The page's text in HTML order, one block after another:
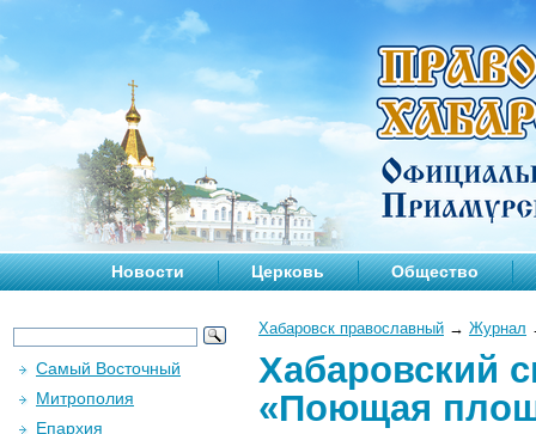
Новости Церковь Общество
Хабаровск православный → Журнал
Хабаровский
«Поющая
Самый Восточный
Митрополия
Епархия